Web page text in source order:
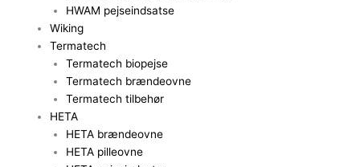
HWAM pejseindsatse
Wiking
Termatech
Termatech biopejse
Termatech brændeovne
Termatech tilbehør
HETA
HETA brændeovne
HETA pilleovne